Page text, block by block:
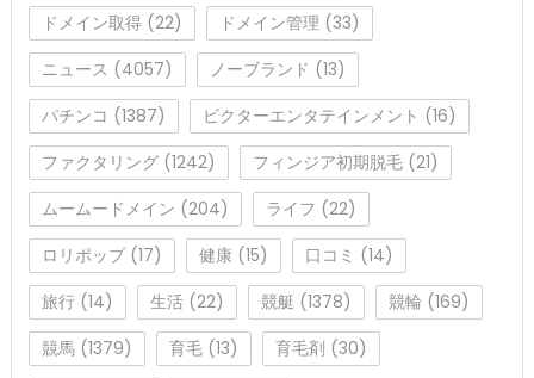
ドメイン取得(22) ドメイン管理(33)
ニュース (4057) ノーブランド (13)
パチンコ (1387) ビクターエンタテインメント (16)
ファクタリング(1242) フィンジア初期脱毛(21)
ムームードメイン (204) ライフ (22)
ロリポップ(17) 健康(15) 口コミ (14)
旅行(14) 生活(22) 競艇 (1378) 競輪 (169)
競馬(1379) 育毛(13) 育毛剤 (30)